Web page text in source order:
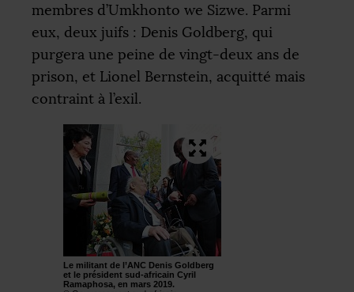
membres d’Umkhonto we Sizwe. Parmi
eux, deux juifs : Denis Goldberg, qui
purgera une peine de vingt-deux ans de
prison, et Lionel Bernstein, acquitté mais
contraint à l’exil.
Le militant de l’ANC Denis Goldberg
et le président sud-africain Cyril
Ramaphosa, en mars 2019.